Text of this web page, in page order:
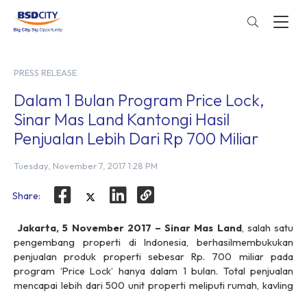
PRESS RELEASE
Dalam 1 Bulan Program Price Lock,
Sinar Mas Land Kantongi Hasil
Penjualan Lebih Dari Rp 700 Miliar
Tuesday, November 7, 2017 1:28 PM
Share:
Jakarta, 5 November 2017 – Sinar Mas Land, salah satu
pengembang properti di Indonesia, berhasilmembukukan
penjualan produk properti sebesar Rp. 700 miliar pada
program ‘Price Lock’ hanya dalam 1 bulan. Total penjualan
mencapai lebih dari 500 unit properti meliputi rumah, kavling